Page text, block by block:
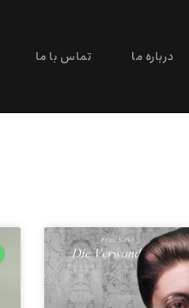
درباره ما تماس با ما